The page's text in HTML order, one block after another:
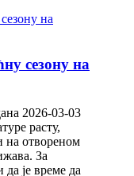
сезону на
2026-03-03
расту,
на отвореном
За
је време да